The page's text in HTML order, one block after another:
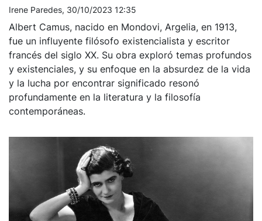
Irene Paredes, 30/10/2023 12:35
Albert Camus, nacido en Mondovi, Argelia, en 1913,
fue un influyente filósofo existencialista y escritor
francés del siglo XX. Su obra exploró temas profundos
y existenciales, y su enfoque en la absurdez de la vida
y la lucha por encontrar significado resonó
profundamente en la literatura y la filosofía
contemporáneas.